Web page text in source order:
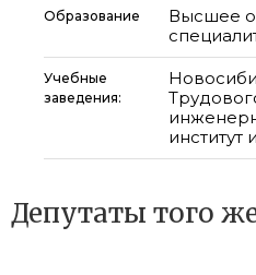
Образование
Высшее
Учебные
заведения:
Депутаты того